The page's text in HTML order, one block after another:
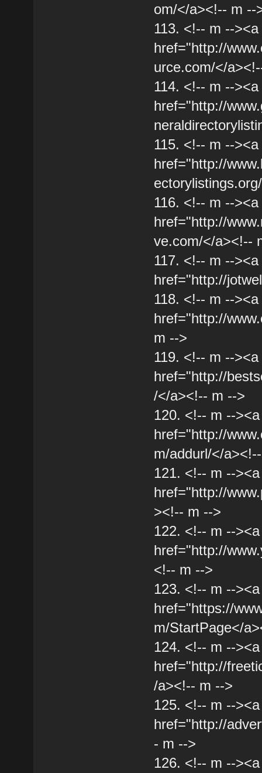
om/</a><!-- m --
113. <!-- m --
href="http://
urce.com/</
114. <!-- m --
href="http://
115. <!-- m --
href="http://
116. <!-- m --
href="http://
ve.com/</a><!--
117. <!-- m --
href="http://
118. <!-- m --
href="http://
m -->
119. <!-- m --
href="http://
/</a><!-- m -->
120. <!-- m --
href="http://
m/addurl/</
121. <!-- m --
href="http://
><!-- m -->
122. <!-- m --
href="http://
<!-- m -->
123. <!-- m --
href="https://
m/StartPage</
124. <!-- m --
href="http://
/a><!-- m -->
125. <!-- m --
href="http://
- m -->
126. <!-- m --